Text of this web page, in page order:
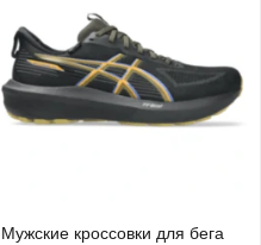
Мужские кроссовки для бега